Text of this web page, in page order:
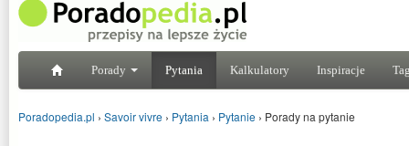
Porady Pytania Kalkulatory Inspiracje
Poradopedia.pl › Savoir vivre › Pytania › Pytanie › Porady na pytanie